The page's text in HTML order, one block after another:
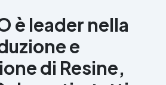
è leader nella
e
di Resine,